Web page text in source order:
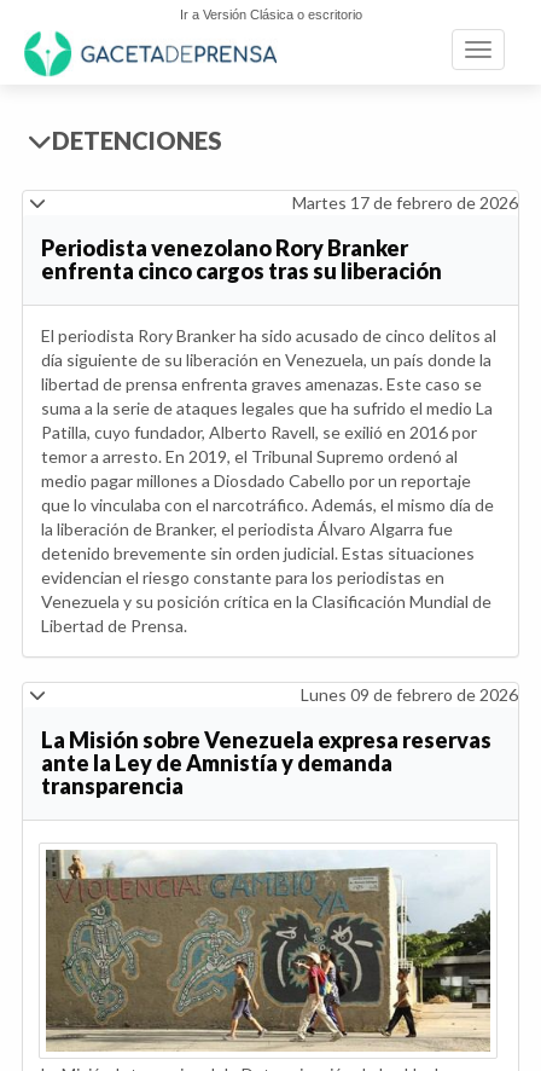
Ir a Versión Clásica o escritorio
Toggle
DETENCIONES
Martes 17 de febrero de 2026
Periodista venezolano Rory Branker
enfrenta cinco cargos tras su liberación
El periodista Rory Branker ha sido acusado de cinco delitos al
día siguiente de su liberación en Venezuela, un país donde la
libertad de prensa enfrenta graves amenazas. Este caso se
suma a la serie de ataques legales que ha sufrido el medio La
Patilla, cuyo fundador, Alberto Ravell, se exilió en 2016 por
temor a arresto. En 2019, el Tribunal Supremo ordenó al
medio pagar millones a Diosdado Cabello por un reportaje
que lo vinculaba con el narcotráfico. Además, el mismo día de
la liberación de Branker, el periodista Álvaro Algarra fue
detenido brevemente sin orden judicial. Estas situaciones
evidencian el riesgo constante para los periodistas en
Venezuela y su posición crítica en la Clasificación Mundial de
Libertad de Prensa.
Lunes 09 de febrero de 2026
La Misión sobre Venezuela expresa reservas
ante la Ley de Amnistía y demanda
transparencia